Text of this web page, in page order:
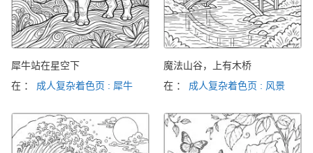
犀牛站在星空下
在 ： 成人复杂着色页 : 犀牛
魔法山谷，上有木桥
在 ： 成人复杂着色页 : 风景